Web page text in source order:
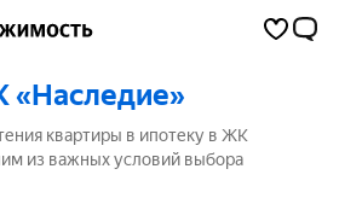
«Наследие»
квартиры в ипотеку в ЖК
из важных условий выбора
собрали программы кредитования